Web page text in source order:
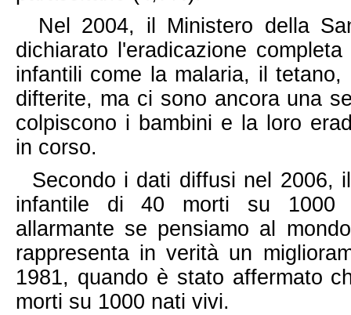
Nel 2004, il Ministero della
dichiarato l'eradicazione
infantili come la malaria, il
difterite, ma ci sono ancora una
colpiscono i bambini e la loro
in corso.
Secondo i dati diffusi nel 2006,
infantile di 40 morti su 1000
allarmante se pensiamo al
rappresenta in verità un
1981, quando è stato affermato
morti su 1000 nati vivi.